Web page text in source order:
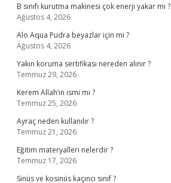
B sınıfı kurutma makinesi çok enerji yakar mı ?
Ağustos 4, 2026
Alo Aqua Pudra beyazlar için mi ?
Ağustos 4, 2026
Yakın koruma sertifikası nereden alınır ?
Temmuz 29, 2026
Kerem Allah’ın ismi mi ?
Temmuz 25, 2026
Ayraç neden kullanılır ?
Temmuz 21, 2026
Eğitim materyalleri nelerdir ?
Temmuz 17, 2026
Sinüs ve kosinüs kaçıncı sınıf ?